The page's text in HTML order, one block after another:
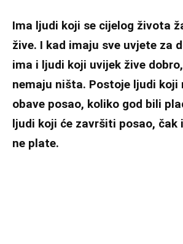
Ima ljudi koji se cijelog života
žive. I kad imaju sve uvjete za
ima i ljudi koji uvijek žive
nemaju ništa. Postoje ljudi koji
obave posao, koliko god bili
ljudi koji će završiti posao, čak
ne plate.